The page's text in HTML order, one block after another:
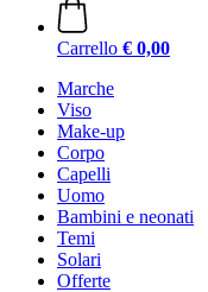
Carrello € 0,00
Marche
Viso
Make-up
Corpo
Capelli
Uomo
Bambini e neonati
Temi
Solari
Offerte